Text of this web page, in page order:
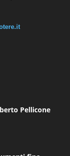
Pellicone